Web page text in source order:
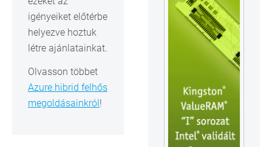
igényeiket előtérbe
helyezve hoztuk
létre ajánlatainkat.
Olvasson többet
Azure hibrid felhős
megoldásainkról !